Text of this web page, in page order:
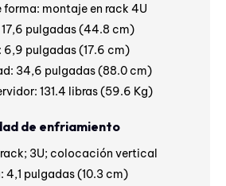
forma: montaje en rack 4U
pulgadas (44.8 cm)
6,9 pulgadas (17.6 cm)
34,6 pulgadas (88.0 cm)
131.4 libras (59.6 Kg)
de enfriamiento
3U; colocación vertical
4,1 pulgadas (10.3 cm)